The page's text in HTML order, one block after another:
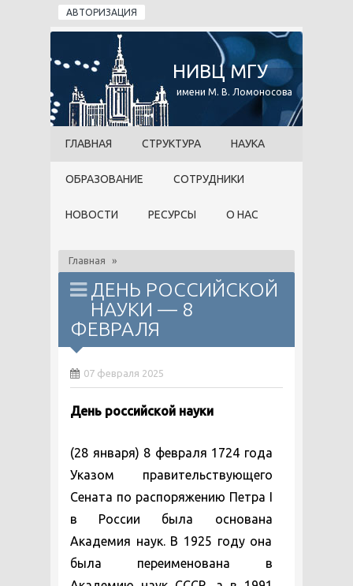
Перейти к основному содержанию
АВТОРИЗАЦИЯ
НИВЦ МГУ
имени М. В. Ломоносова
ГЛАВНАЯ СТРУКТУРА НАУКА
ОБРАЗОВАНИЕ СОТРУДНИКИ
НОВОСТИ РЕСУРСЫ О НАС
Главная »
ДЕНЬ РОССИЙСКОЙ
НАУКИ — 8
ФЕВРАЛЯ
07 февраля 2025
День российской науки
(28 января) 8 февраля 1724 года
Указом правительствующего
Сената по распоряжению Петра I
в России была основана
Академия наук. В 1925 году она
была переименована в